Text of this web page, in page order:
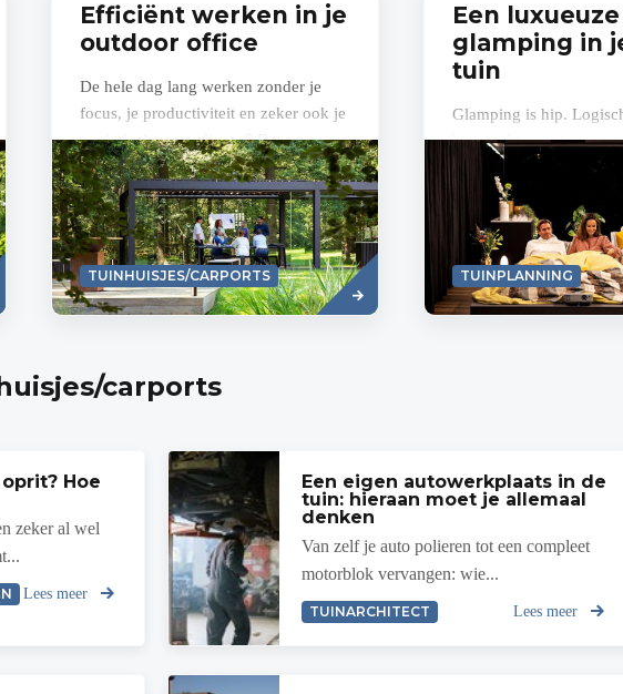
Efficiënt werken in je
outdoor office
De hele dag lang werken zonder je
focus, je productiviteit en zeker ook je
werkplezier te verliezen? Daarvoor
richt je je kantoor toch in onder een...
TUINHUISJES/CARPORTS
Read
more
Een luxueuze
glamping in
tuin
Glamping is hip.
het combineert twee
kwaliteiten voor je
je in vertrouwde luxe,
tegelijk...
TUINPLANNING
carports
Hoe
zeker al wel
Lees meer
Een eigen autowerkplaats in de
tuin: hieraan moet je allemaal
denken
Van zelf je auto polieren tot een compleet
motorblok vervangen: wie...
TUINARCHITECT Lees meer